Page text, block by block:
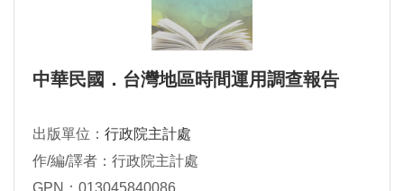
中華民國．台灣地區時間運用調查報告
出版單位： 行政院主計處
作/編/譯者：行政院主計處
GPN：013045840086